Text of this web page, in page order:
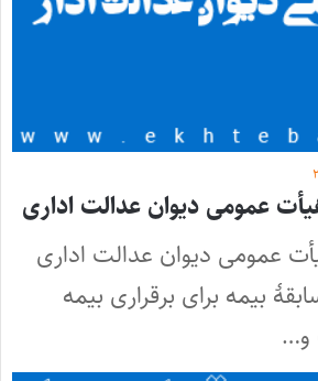
شماره ‌۹۰۳ هیأت عمومی دیوان عدالت اداری
بیمه برای برقراری بیمه
و…